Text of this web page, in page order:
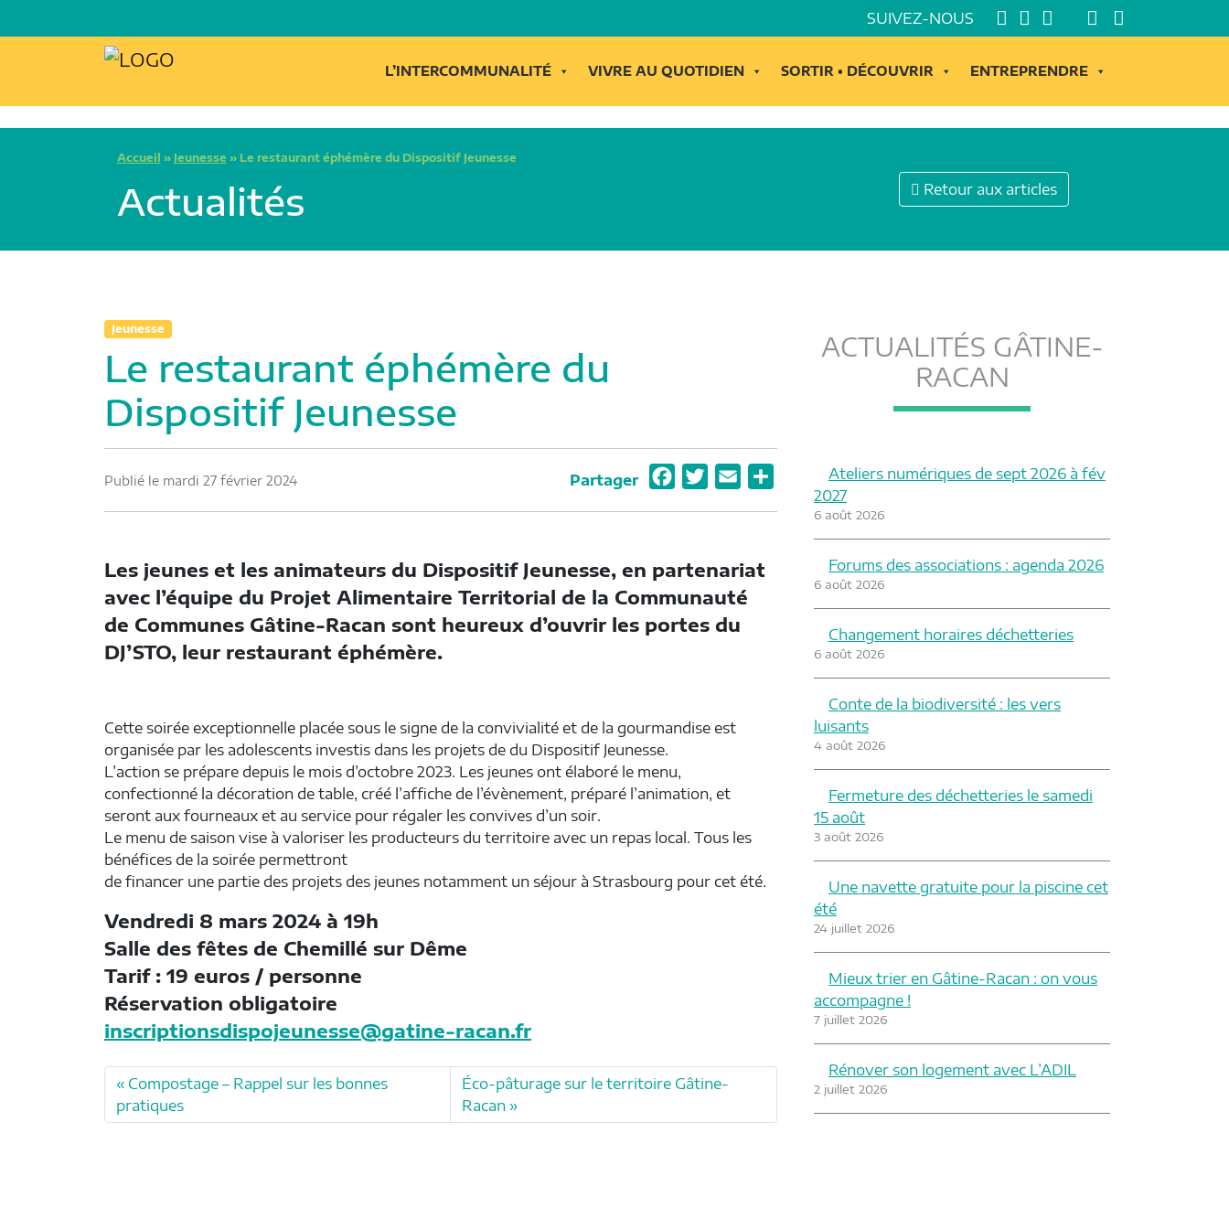
SUIVEZ-NOUS
L’INTERCOMMUNALITÉ VIVRE AU QUOTIDIEN SORTIR • DÉCOUVRIR ENTREPRENDRE
Accueil » Jeunesse » Le restaurant éphémère du Dispositif Jeunesse
Actualités Retour aux articles
Jeunesse
Le restaurant éphémère du
Dispositif Jeunesse
Publié le mardi 27 février 2024 Partager
b
o
o
t
e
r
l
Les jeunes et les animateurs du Dispositif Jeunesse, en partenariat
avec l’équipe du Projet Alimentaire Territorial de la Communauté
de Communes Gâtine-Racan sont heureux d’ouvrir les portes du
DJ’STO, leur restaurant éphémère.
Cette soirée exceptionnelle placée sous le signe de la convivialité et de la gourmandise est
organisée par les adolescents investis dans les projets de du Dispositif Jeunesse.
L’action se prépare depuis le mois d’octobre 2023. Les jeunes ont élaboré le menu,
confectionné la décoration de table, créé l’affiche de l’évènement, préparé l’animation, et
seront aux fourneaux et au service pour régaler les convives d’un soir.
Le menu de saison vise à valoriser les producteurs du territoire avec un repas local. Tous les
bénéfices de la soirée permettront
de financer une partie des projets des jeunes notamment un séjour à Strasbourg pour cet été.
Vendredi 8 mars 2024 à 19h
Salle des fêtes de Chemillé sur Dême
Tarif : 19 euros / personne
Réservation obligatoire
inscriptionsdispojeunesse@gatine-racan.fr
Compostage – Rappel sur les bonnes
pratiques
Éco-pâturage sur le territoire Gâtine-
Racan
ACTUALITÉS GÂTINE-
RACAN
Ateliers numériques de sept 2026 à fév
2027
6 août 2026
Forums des associations : agenda 2026
6 août 2026
Changement horaires déchetteries
6 août 2026
Conte de la biodiversité : les vers
luisants
4 août 2026
Fermeture des déchetteries le samedi
15 août
3 août 2026
Une navette gratuite pour la piscine cet
été
24 juillet 2026
Mieux trier en Gâtine-Racan : on vous
accompagne !
7 juillet 2026
Rénover son logement avec L’ADIL
2 juillet 2026